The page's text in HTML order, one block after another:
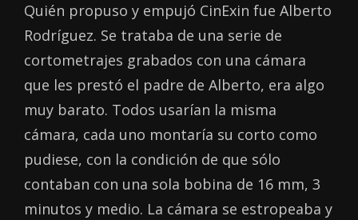
Quién propuso y empujó CinExin fue Alberto
Rodríguez. Se trataba de una serie de
cortometrajes grabados con una cámara
que les prestó el padre de Alberto, era algo
muy barato. Todos usarían la misma
cámara, cada uno montaría su corto como
pudiese, con la condición de que sólo
contaban con una sola bobina de 16 mm, 3
minutos y medio. La cámara se estropeaba y